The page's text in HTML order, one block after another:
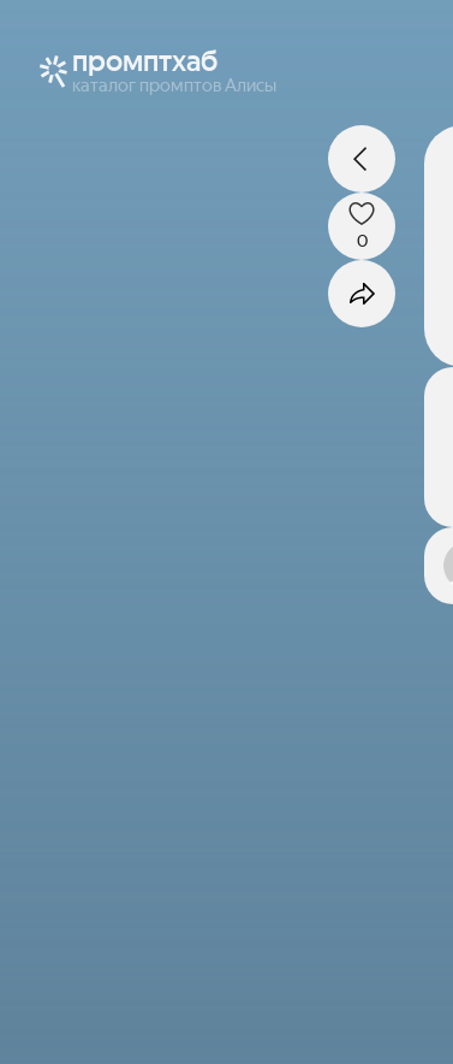
промптхаб
каталог промптов Алисы
0